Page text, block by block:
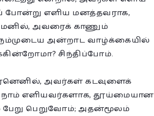
போன்று எளிய மனத்தவராக,
அவரைக் காணும்
நம்முடைய அன்றாட வாழ்க்கையில்
சிந்திப்போம்.
அவர்கள் கடவுளைக்
நாம் எளியவர்களாக, தூய்மையான
பெறுவோம்; அதன்மூலம்